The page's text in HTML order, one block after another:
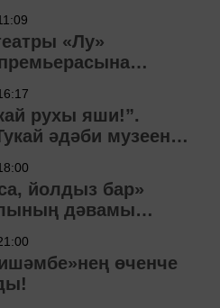
«Лу»
рухы яши!”.
әдәби музеена
йолдыз бар»
дәвамы
өченче